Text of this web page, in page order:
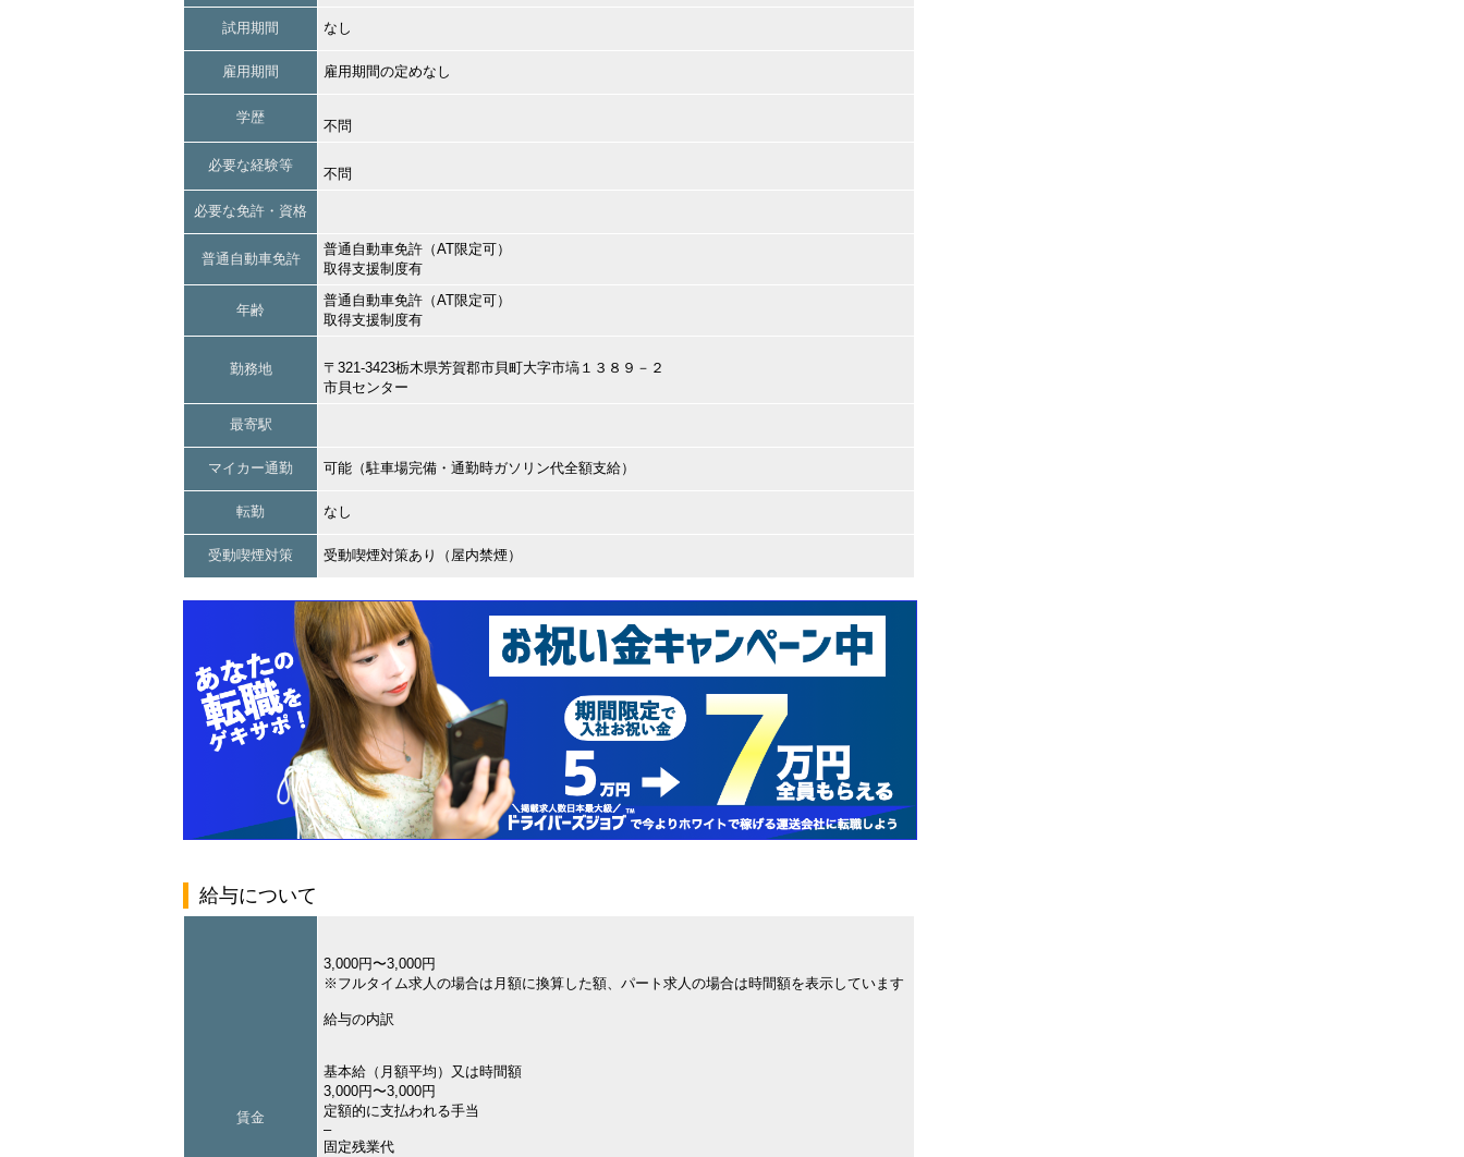
試用期間 なし
雇用期間 雇用期間の定めなし
学歴
不問
必要な経験等
不問
必要な免許・資格
普通自動車免許
普通自動車免許（AT限定可）
取得支援制度有
年齢
普通自動車免許（AT限定可）
取得支援制度有
勤務地
〒321-3423栃木県芳賀郡市貝町大字市塙１３８９－２
市貝センター
最寄駅
マイカー通勤 可能（駐車場完備・通勤時ガソリン代全額支給）
転勤 なし
受動喫煙対策 受動喫煙対策あり（屋内禁煙）
給与について
賃金
3,000円〜3,000円
※フルタイム求人の場合は月額に換算した額、パート求人の場合は時間額を表示しています
給与の内訳
基本給（月額平均）又は時間額
3,000円〜3,000円
定額的に支払われる手当
–
固定残業代